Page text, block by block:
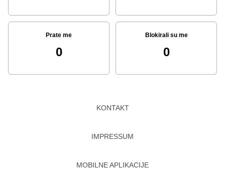
Prate me
0
Blokirali su me
0
KONTAKT
IMPRESSUM
MOBILNE APLIKACIJE